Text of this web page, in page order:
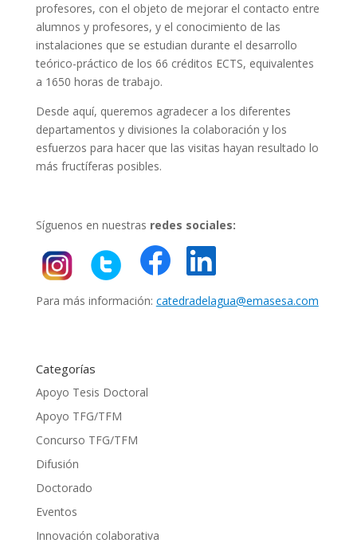
profesores, con el objeto de mejorar el contacto entre
alumnos y profesores, y el conocimiento de las
instalaciones que se estudian durante el desarrollo
teórico-práctico de los 66 créditos ECTS, equivalentes
a 1650 horas de trabajo.
Desde aquí, queremos agradecer a los diferentes
departamentos y divisiones la colaboración y los
esfuerzos para hacer que las visitas hayan resultado lo
más fructíferas posibles.
Síguenos en nuestras redes sociales:
Para más información: catedradelagua@emasesa.com
Categorías
Apoyo Tesis Doctoral
Apoyo TFG/TFM
Concurso TFG/TFM
Difusión
Doctorado
Eventos
Innovación colaborativa